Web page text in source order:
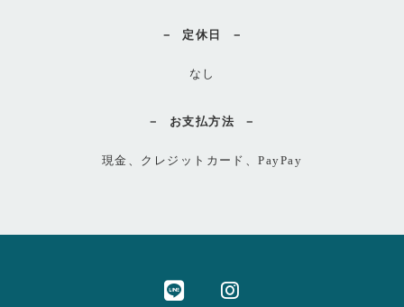
定休日
なし
お支払方法
現金、クレジットカード、PayPay